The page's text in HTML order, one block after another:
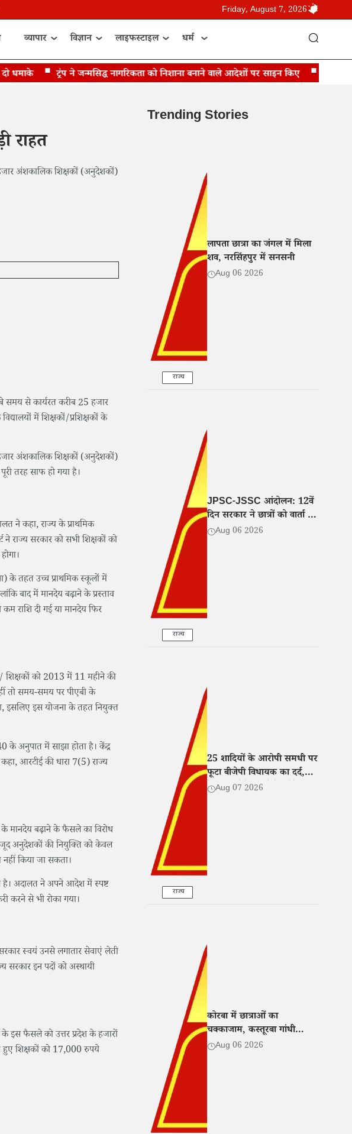
Friday, August 7, 2026
व्यापार विज्ञान लाइफस्टाइल धर्म
ट्रंप ने जन्मसिद्ध नागरिकता को निशाना बनाने वाले आदेशों पर साइन किए डोनाल्ड
राहत
अंशकालिक शिक्षकों (अनुदेशकों)
समय से कार्यरत करीब 25 हजार
में शिक्षकों/प्रशिक्षकों के
अंशकालिक शिक्षकों (अनुदेशकों)
तरह साफ हो गया है।
ने कहा, राज्य के प्राथमिक
राज्य सरकार को सभी शिक्षकों को
के तहत उच्च प्राथमिक स्कूलों में
बाद में मानदेय बढ़ाने के प्रस्ताव
राशि दी गई या मानदेय फिर
शिक्षकों को 2013 में 11 महीने की
तो समय-समय पर पीएबी के
इसलिए इस योजना के तहत नियुक्त
के अनुपात में साझा होता है। केंद्र
आरटीई की धारा 7(5) राज्य
मानदेय बढ़ाने के फैसले का विरोध
अनुदेशकों की नियुक्ति को केवल
नहीं किया जा सकता।
है। अदालत ने अपने आदेश में स्पष्ट
करने से भी रोका गया।
स्वयं उनसे लगातार सेवाएं लेती
सरकार इन पदों को अस्थायी
इस फैसले को उत्तर प्रदेश के हजारों
हुए शिक्षकों को 17,000 रुपये
Trending Stories
राज्य
लापता छात्रा का जंगल में मिला
शव, नरसिंहपुर में सनसनी
Aug 06 2026
राज्य
JPSC-JSSC आंदोलन: 12वें
दिन सरकार ने छात्रों को वार्ता के
लिए बुलाया
Aug 06 2026
राज्य
25 शादियों के आरोपी समधी पर
फूटा बीजेपी विधायक का दर्द,
बेटी संग रोते हुए बोले- 'मेरे साथ
Aug 07 2026
कोरबा में छात्राओं का
चक्काजाम, कस्तूरबा गांधी
छात्रावास अधीक्षिका पर प्रताड़ना
Aug 06 2026